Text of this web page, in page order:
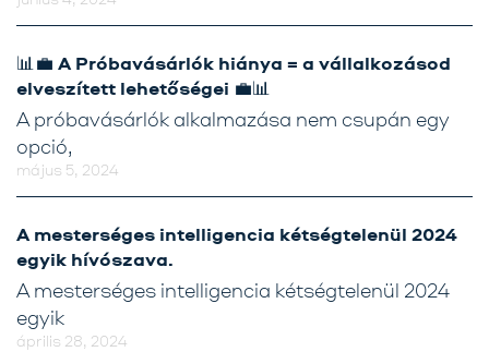
📊💼 A Próbavásárlók hiánya = a vállalkozásod
elveszített lehetőségei 💼📊
május 5, 2024
A próbavásárlók alkalmazása nem csupán egy
opció,
A mesterséges intelligencia kétségtelenül 2024
egyik hívószava.
április 28, 2024
A mesterséges intelligencia kétségtelenül 2024
egyik